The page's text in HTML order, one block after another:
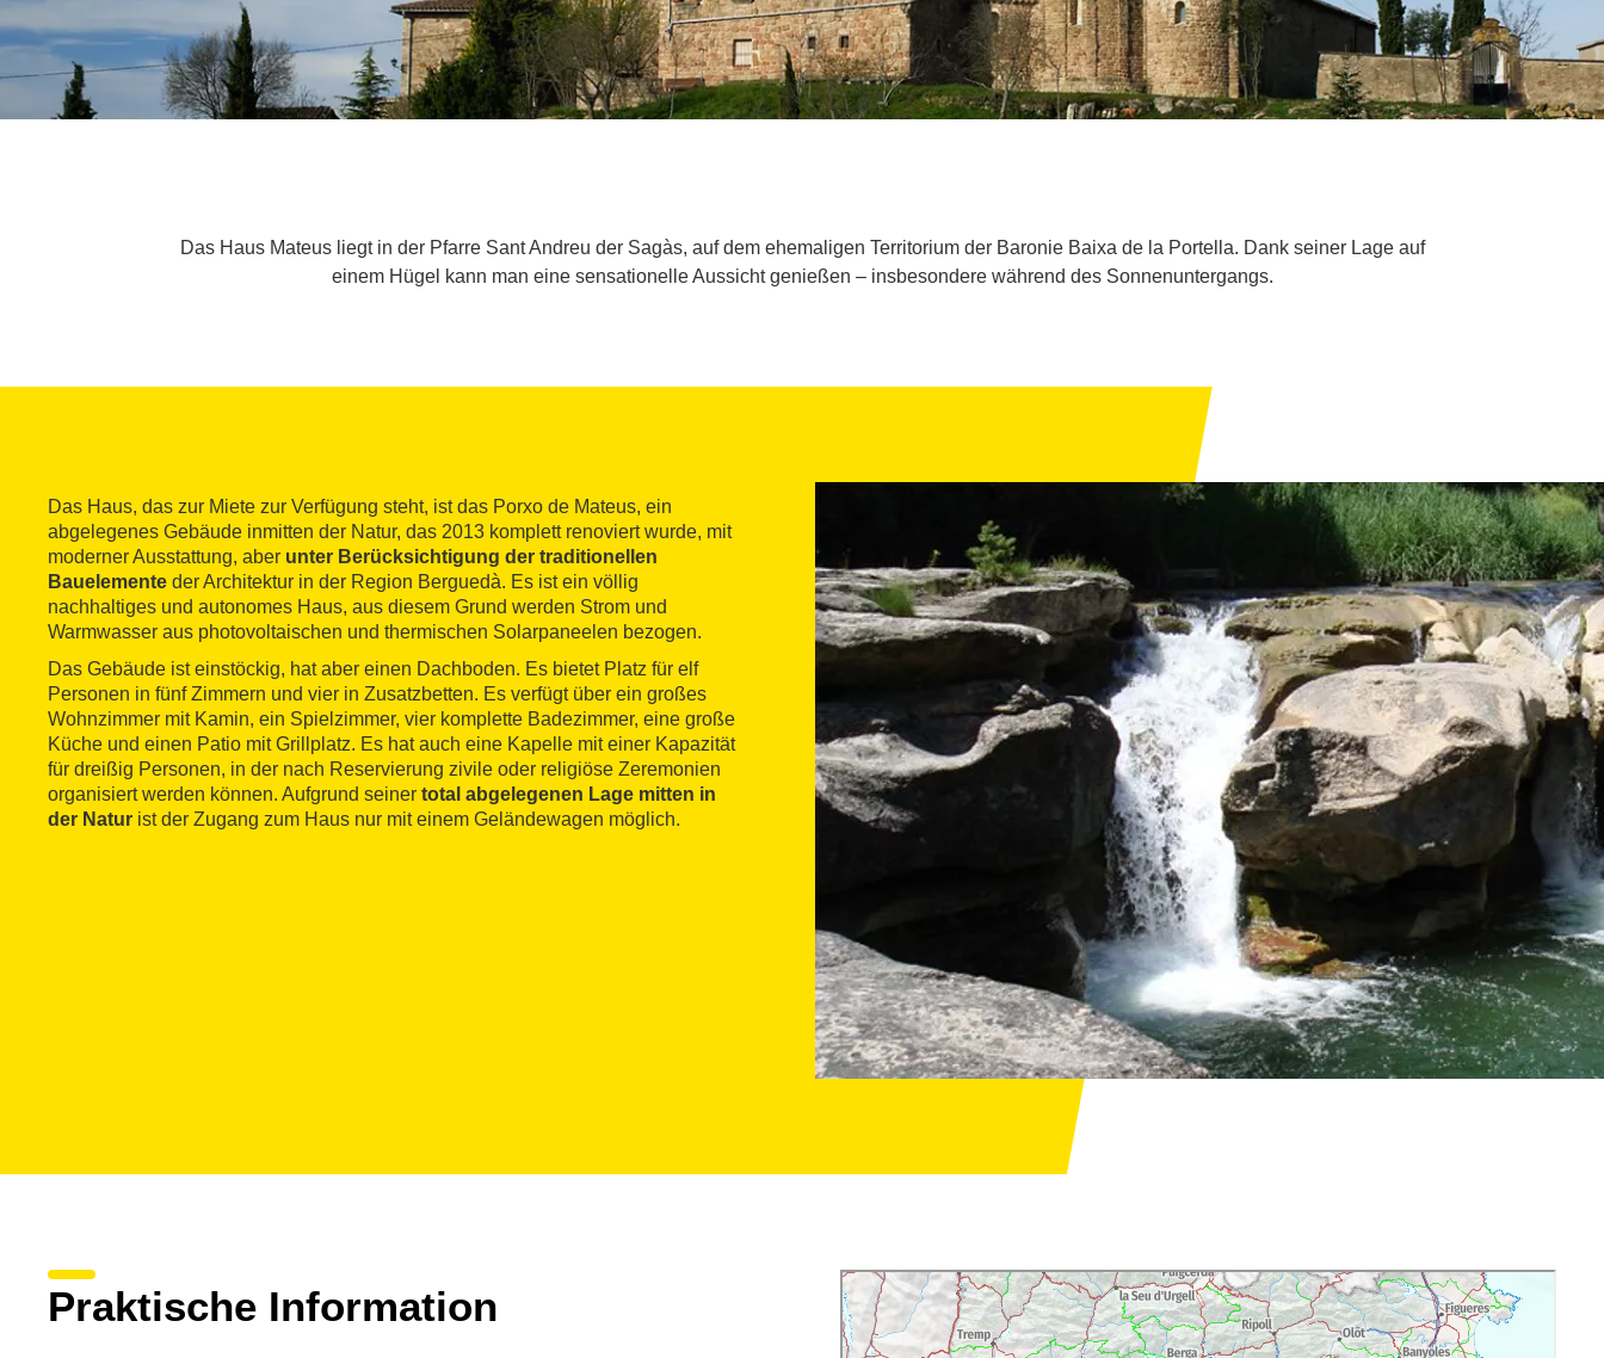
Das Haus Mateus liegt in der Pfarre Sant Andreu der Sagàs, auf dem ehemaligen Territorium der Baronie Baixa de la Portella. Dank seiner Lage auf
einem Hügel kann man eine sensationelle Aussicht genießen – insbesondere während des Sonnenuntergangs.
Das Haus, das zur Miete zur Verfügung steht, ist das Porxo de Mateus, ein
abgelegenes Gebäude inmitten der Natur, das 2013 komplett renoviert wurde, mit
moderner Ausstattung, aber unter Berücksichtigung der traditionellen
Bauelemente der Architektur in der Region Berguedà. Es ist ein völlig
nachhaltiges und autonomes Haus, aus diesem Grund werden Strom und
Warmwasser aus photovoltaischen und thermischen Solarpaneelen bezogen.
Das Gebäude ist einstöckig, hat aber einen Dachboden. Es bietet Platz für elf
Personen in fünf Zimmern und vier in Zusatzbetten. Es verfügt über ein großes
Wohnzimmer mit Kamin, ein Spielzimmer, vier komplette Badezimmer, eine große
Küche und einen Patio mit Grillplatz. Es hat auch eine Kapelle mit einer Kapazität
für dreißig Personen, in der nach Reservierung zivile oder religiöse Zeremonien
organisiert werden können. Aufgrund seiner total abgelegenen Lage mitten in
der Natur ist der Zugang zum Haus nur mit einem Geländewagen möglich.
Praktische Information